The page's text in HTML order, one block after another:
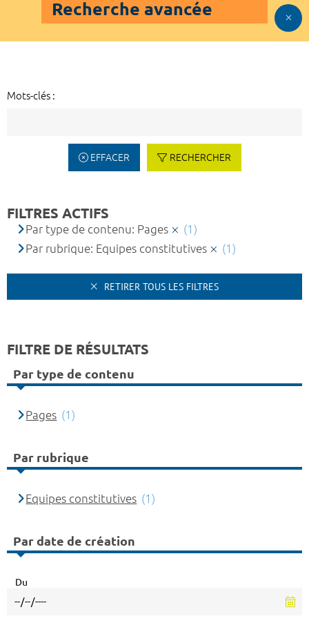
Recherche avancée
Mots-clés :
EFFACER RECHERCHER
FILTRES ACTIFS
Par type de contenu: Pages
(1)
Par rubrique: Equipes constitutives
(1)
RETIRER TOUS LES FILTRES
FILTRE DE RÉSULTATS
Par type de contenu
Pages (1)
Par rubrique
Equipes constitutives (1)
Par date de création
Du